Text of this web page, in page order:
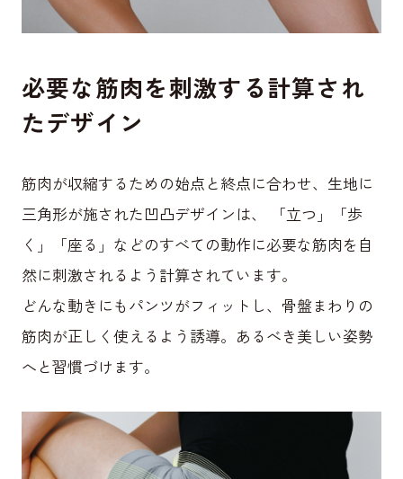
必要な筋肉を刺激する計算され
たデザイン
筋肉が収縮するための始点と終点に合わせ、生地に
三角形が施された凹凸デザインは、 「立つ」「歩
く」「座る」などのすべての動作に必要な筋肉を自
然に刺激されるよう計算されています。
どんな動きにもパンツがフィットし、骨盤まわりの
筋肉が正しく使えるよう誘導。あるべき美しい姿勢
へと習慣づけます。